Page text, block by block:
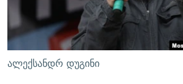
ᲛᲝᲚᲐᲞᲐᲠᲐᲙᲔ ᲢᲔᲥᲡᲢᲔᲑᲘ
ᲨᲘᲜ - ᲣᲪᲮᲝᲔᲗᲨᲘ
ᲚᲘᲢᲔᲠᲐᲢᲣᲠᲣᲚᲘ ᲬᲐᲮᲜᲐᲒᲔᲑᲘ
ᲩᲔᲛᲘ ᲡᲘᲙᲕᲓᲘᲚᲘᲡ ᲛᲘᲖᲔᲖᲘᲐ COVID-19
11 ᲬᲔᲚᲘ - 11 ᲐᲛᲑᲐᲕᲘ
ᲡᲐᲞᲐᲠᲚᲐᲛᲔᲜᲢᲝ ᲐᲠᲩᲔᲕᲜᲔᲑᲘᲡ ᲘᲡᲢᲝᲠᲘᲐ
ᲒᲐᲛᲝᲘᲬᲔᲠᲔ
ალექსანდრ დუგინი